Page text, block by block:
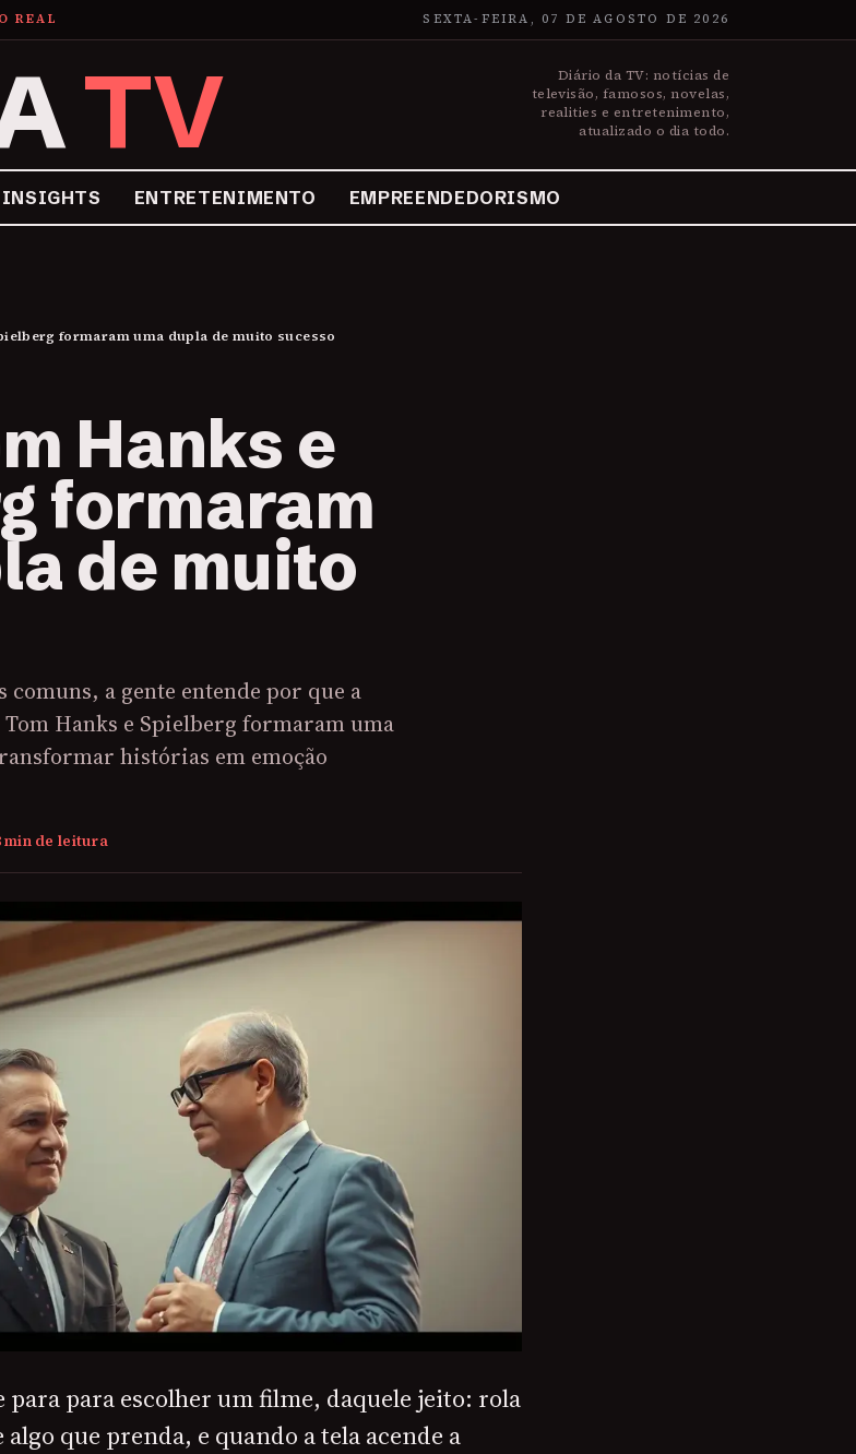
REAL SEXTA-FEIRA, 07 DE AGOSTO DE 2026
TV
Diário da TV: notícias de
televisão, famosos, novelas,
realities e entretenimento,
atualizado o dia todo.
INSIGHTS ENTRETENIMENTO EMPREENDEDORISMO
formaram uma dupla de muito sucesso
Hanks e
formaram
de muito
comuns, a gente entende por que a
Hanks e Spielberg formaram uma
histórias em emoção
min de leitura
para escolher um filme, daquele jeito: rola
que prenda, e quando a tela acende a